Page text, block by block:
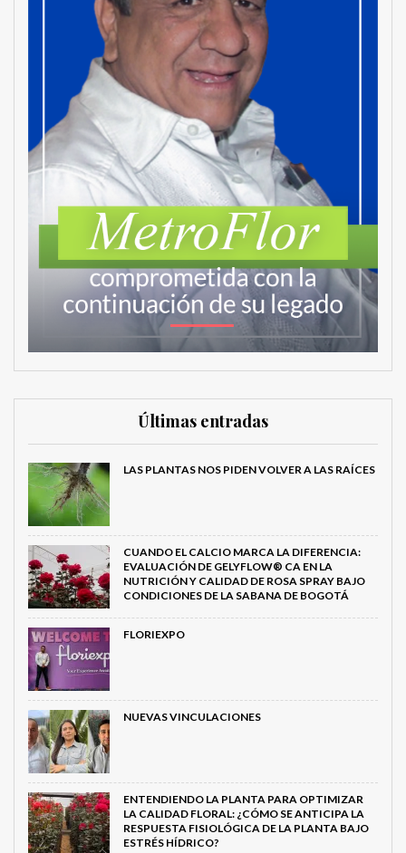
Últimas entradas
LAS PLANTAS NOS PIDEN VOLVER A LAS RAÍCES
CUANDO EL CALCIO MARCA LA DIFERENCIA:
EVALUACIÓN DE GELYFLOW® CA EN LA
NUTRICIÓN Y CALIDAD DE ROSA SPRAY BAJO
CONDICIONES DE LA SABANA DE BOGOTÁ
FLORIEXPO
NUEVAS VINCULACIONES
ENTENDIENDO LA PLANTA PARA OPTIMIZAR
LA CALIDAD FLORAL: ¿CÓMO SE ANTICIPA LA
RESPUESTA FISIOLÓGICA DE LA PLANTA BAJO
ESTRÉS HÍDRICO?